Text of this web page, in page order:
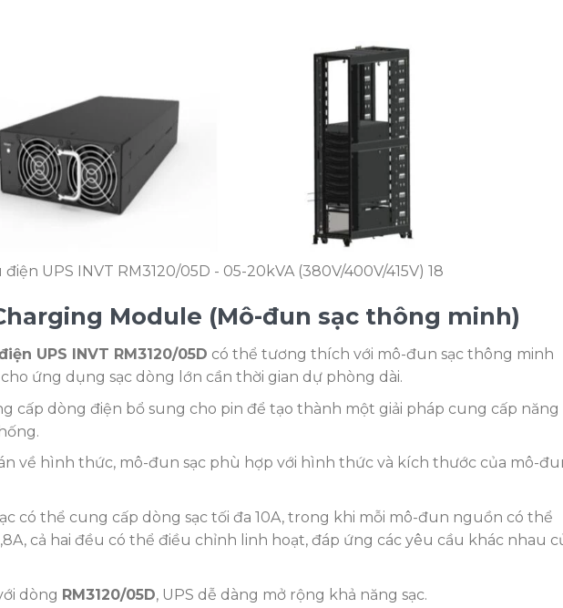
UPS INVT RM3120/05D - 05-20kVA (380V/400V/415V) 18
Module (Mô-đun sạc thông minh)
UPS INVT RM3120/05D có thể tương thích với mô-đun sạc thông minh
ứng dụng sạc dòng lớn cần thời gian dự phòng dài.
cấp dòng điện bổ sung cho pin để tạo thành một giải pháp cung cấp năng
về hình thức, mô-đun sạc phù hợp với hình thức và kích thước của mô-
có thể cung cấp dòng sạc tối đa 10A, trong khi mỗi mô-đun nguồn có thể
cả hai đều có thể điều chỉnh linh hoạt, đáp ứng các yêu cầu khác nhau
dòng RM3120/05D, UPS dễ dàng mở rộng khả năng sạc.